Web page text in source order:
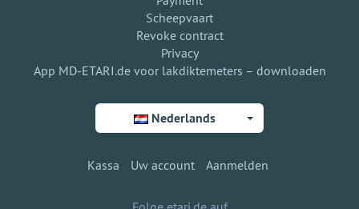
Scheepvaart
Revoke contract
Privacy
App MD-ETARI.de voor lakdiktemeters – downloaden
Nederlands
Kassa Uw account Aanmelden